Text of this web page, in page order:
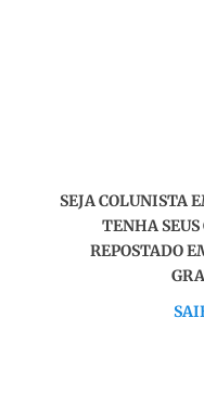
SEJA COLUNISTA
TENHA
REPOSTADO